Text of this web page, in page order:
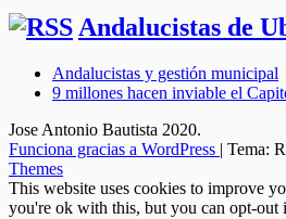
Andalucistas de
Andalucistas y gestión municipal
9 millones hacen inviable el
Jose Antonio Bautista 2020.
Funciona gracias a WordPress | Tema:
Themes
This website uses cookies to improve
you're ok with this, but you can opt-out